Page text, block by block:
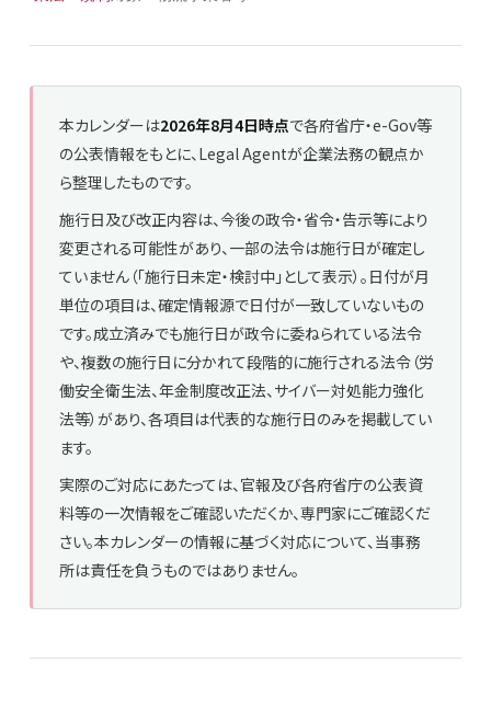
本カレンダーは2026年8月4日時点で各府省庁・e-Gov等
の公表情報をもとに、Legal Agentが企業法務の観点か
ら整理したものです。
施行日及び改正内容は、今後の政令・省令・告示等により
変更される可能性があり、一部の法令は施行日が確定し
ていません（「施行日未定・検討中」として表示）。日付が月
単位の項目は、確定情報源で日付が一致していないもの
です。成立済みでも施行日が政令に委ねられている法令
や、複数の施行日に分かれて段階的に施行される法令（労
働安全衛生法、年金制度改正法、サイバー対処能力強化
法等）があり、各項目は代表的な施行日のみを掲載してい
ます。
実際のご対応にあたっては、官報及び各府省庁の公表資
料等の一次情報をご確認いただくか、専門家にご確認くだ
さい。本カレンダーの情報に基づく対応について、当事務
所は責任を負うものではありません。